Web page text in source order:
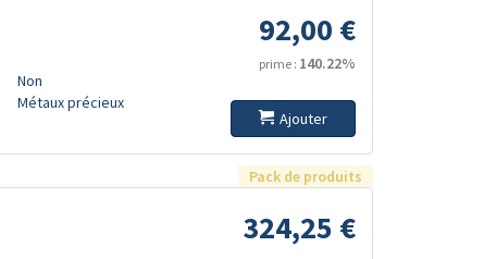
Non
Métaux précieux
92,00 €
prime : 140.22%
Ajouter
Pack de produits
324,25 €